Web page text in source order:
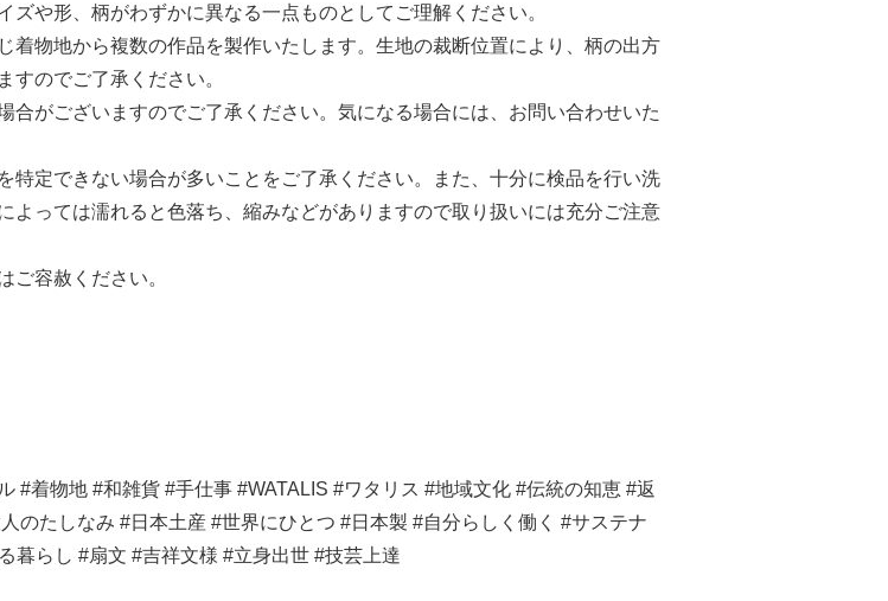
や形、柄がわずかに異なる一点ものとしてご理解ください。
物地から複数の作品を製作いたします。生地の裁断位置により、柄の出方
すのでご了承ください。
がございますのでご了承ください。気になる場合には、お問い合わせいた
定できない場合が多いことをご了承ください。また、十分に検品を行い洗
よっては濡れると色落ち、縮みなどがありますので取り扱いには充分ご注意
容赦ください。
#着物地 #和雑貨 #手仕事 #WATALIS #ワタリス #地域文化 #伝統の知恵 #返
のたしなみ #日本土産 #世界にひとつ #日本製 #自分らしく働く #サステナ
暮らし #扇文 #吉祥文様 #立身出世 #技芸上達